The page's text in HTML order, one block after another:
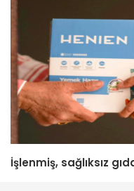
İşlenmiş, sağlıksız